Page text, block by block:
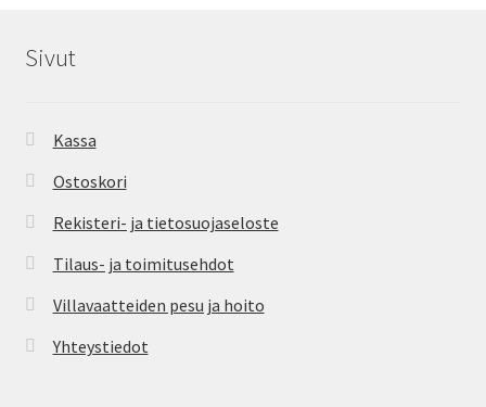
Sivut
Kassa
Ostoskori
Rekisteri- ja tietosuojaseloste
Tilaus- ja toimitusehdot
Villavaatteiden pesu ja hoito
Yhteystiedot